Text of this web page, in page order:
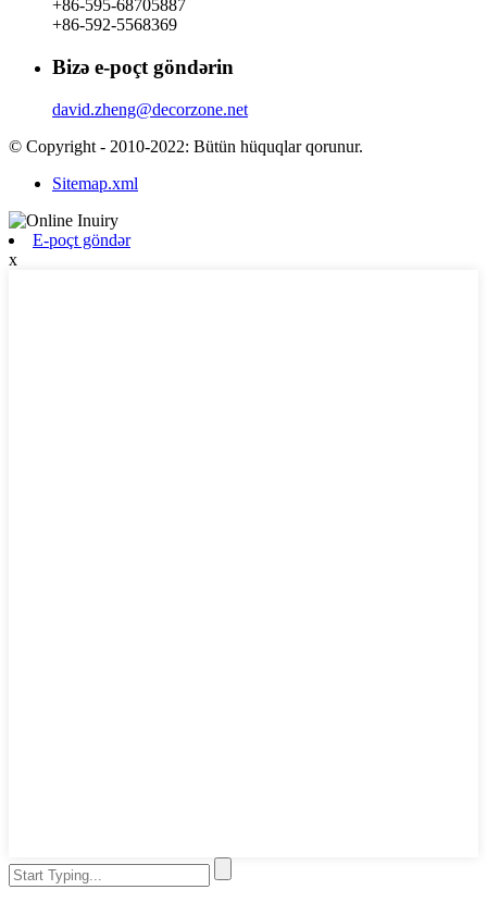
+86-595-68705887
+86-592-5568369
Bizə e-poçt göndərin
david.zheng@decorzone.net
© Copyright - 2010-2022: Bütün hüquqlar qorunur.
Sitemap.xml
E-poçt göndər
x